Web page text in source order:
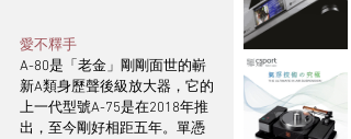
愛不釋手
A-80是「老金」剛剛面世的嶄
新A類身歷聲後級放大器，它的
上一代型號A-75是在2018年推
出，至今剛好相距五年。單憑